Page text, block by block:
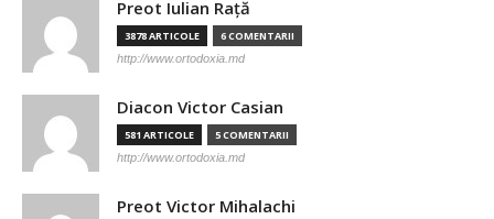
Preot Iulian Raţă
3878 ARTICOLE 6 COMENTARII
http://www.ortodoxia.md
Diacon Victor Casian
581 ARTICOLE 5 COMENTARII
http://www.ortodoxia.md
Preot Victor Mihalachi